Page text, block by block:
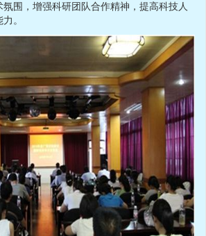
围，增强科研团队合作精神，提高科技人
。